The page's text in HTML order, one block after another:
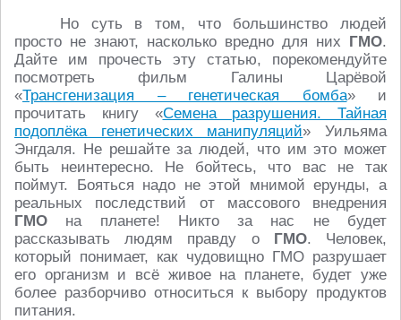
Но суть в том, что большинство людей
просто не знают, насколько вредно для них ГМО.
Дайте им прочесть эту статью, порекомендуйте
посмотреть фильм Галины Царёвой
«Трансгенизация – генетическая бомба» и
прочитать книгу «Семена разрушения. Тайная
подоплёка генетических манипуляций» Уильяма
Энгдаля. Не решайте за людей, что им это может
быть неинтересно. Не бойтесь, что вас не так
поймут. Бояться надо не этой мнимой ерунды, а
реальных последствий от массового внедрения
ГМО на планете! Никто за нас не будет
рассказывать людям правду о ГМО. Человек,
который понимает, как чудовищно ГМО разрушает
его организм и всё живое на планете, будет уже
более разборчиво относиться к выбору продуктов
питания.